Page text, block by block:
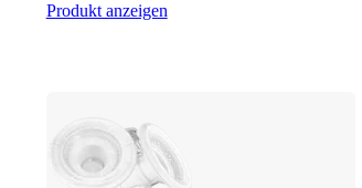
Produkt anzeigen